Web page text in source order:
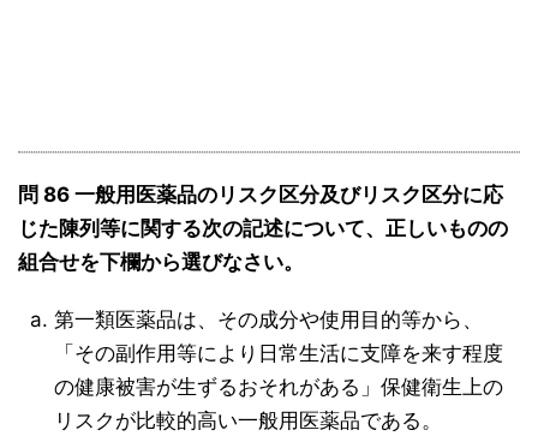
問 86 一般用医薬品のリスク区分及びリスク区分に応
じた陳列等に関する次の記述について、正しいものの
組合せを下欄から選びなさい。
第一類医薬品は、その成分や使用目的等から、
「その副作用等により日常生活に支障を来す程度
の健康被害が生ずるおそれがある」保健衛生上の
リスクが比較的高い一般用医薬品である。